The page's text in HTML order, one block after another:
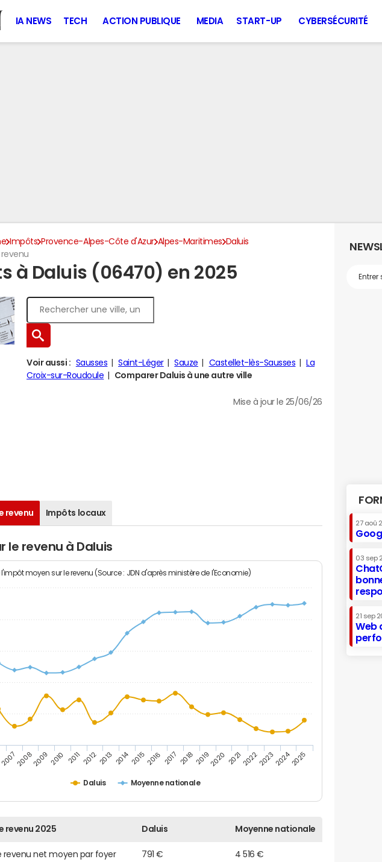
IA NEWS TECH ACTION PUBLIQUE MEDIA START-UP CYBERSÉCURITÉ
Impôts Provence-Alpes-Côte d'Azur Alpes-Maritimes Daluis
revenu
à Daluis (06470) en 2025
Voir aussi : Sausses Saint-Léger Sauze Castellet-lès-Sausses
La
Croix-sur-Roudoule
Comparer Daluis à une autre ville
Mise à jour le 25/06/26
revenu Impôts locaux
le revenu à Daluis
moyen sur le revenu (Source : JDN d'après ministère de l'Economie)
Daluis Moyenne nationale
2007200820092010 2011 20122013 201420152016 2017 201820192020 20212022202320242025
revenu 2025 Daluis Moyenne nationale
revenu net moyen par foyer
791 € 4 516 €
27 aoû
03 sep
21 sep
Web